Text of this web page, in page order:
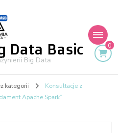
Data Basic
Big Data
0
kategorii
Konsultacje z
Apache Spark”